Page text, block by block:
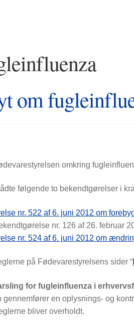
om
omkring
følgende to bekendtgørelser i
nr. 522 af 6. juni 2012 om
nr. 126 af 26. februar
nr. 524 af 6. juni 2012 om
på Fødevarestyrelsens sider “
for fugleinfluenza i
gennemfører en oplysnings- og
bliver overholdt.